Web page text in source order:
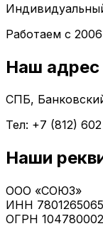
Работаем с
Наш адрес
СПБ,
Тел: +7 (812)
Наши
ООО «СОЮЗ»
ИНН 7801265065
ОГРН